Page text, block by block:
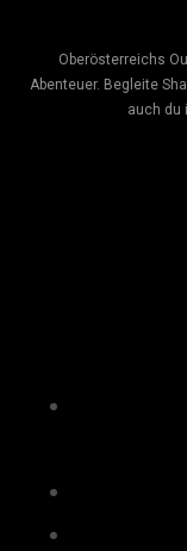
Oberösterreichs
Abenteuer. Begleite
auch du